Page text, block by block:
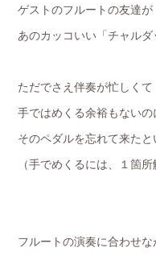
ゲストのフルートの友達が
あのカッコいい「チャル
ただでさえ伴奏が忙しくて
手ではめくる余裕もないの
そのペダルを忘れて来た
（手でめくるには、１箇
フルートの演奏に合わせな